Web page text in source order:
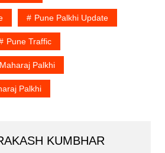
Pune Palkhi Update
Pune Traffic
Palkhi
Palkhi
KUMBHAR